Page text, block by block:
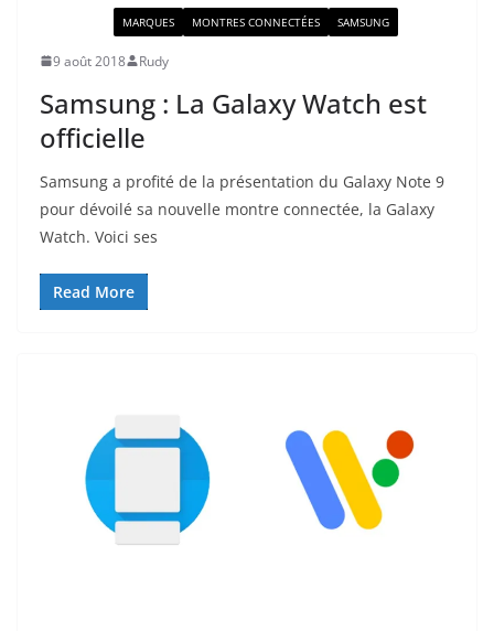
MARQUES MONTRES CONNECTÉES SAMSUNG
9 août 2018 Rudy
Samsung : La Galaxy Watch est
officielle
Samsung a profité de la présentation du Galaxy Note 9
pour dévoilé sa nouvelle montre connectée, la Galaxy
Watch. Voici ses
Read More